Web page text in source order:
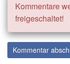
Kommentare
freigeschaltet!